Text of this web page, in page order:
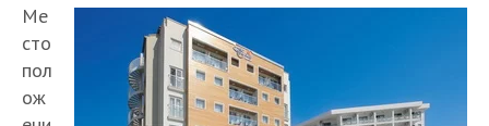
Ме
сто
пол
ож